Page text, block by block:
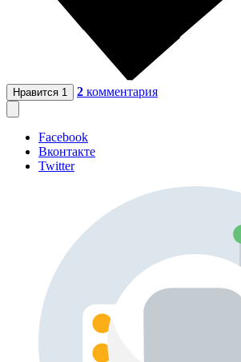
Нравится 1 2 комментария
Facebook
Вконтакте
Twitter